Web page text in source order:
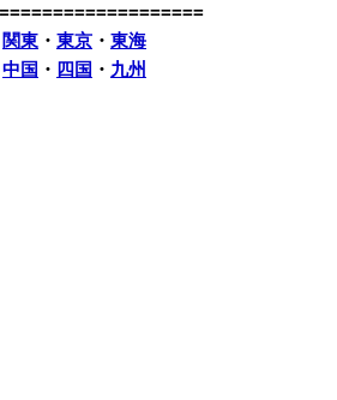
関東 ・ 東京 ・ 東海
中国 ・ 四国 ・ 九州